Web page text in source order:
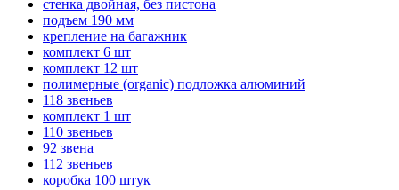
стенка двойная, без пистона
подъем 190 мм
крепление на багажник
комплект 6 шт
комплект 12 шт
полимерные (organic) подложка алюминий
118 звеньев
комплект 1 шт
110 звеньев
92 звена
112 звеньев
коробка 100 штук